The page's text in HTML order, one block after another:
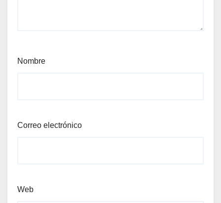
Nombre
Correo electrónico
Web